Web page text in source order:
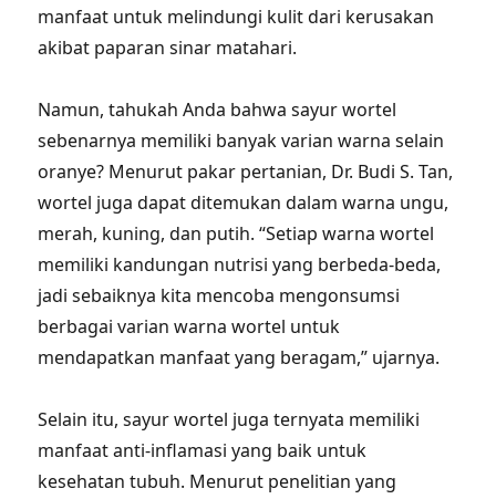
manfaat untuk melindungi kulit dari kerusakan
akibat paparan sinar matahari.
Namun, tahukah Anda bahwa sayur wortel
sebenarnya memiliki banyak varian warna selain
oranye? Menurut pakar pertanian, Dr. Budi S. Tan,
wortel juga dapat ditemukan dalam warna ungu,
merah, kuning, dan putih. “Setiap warna wortel
memiliki kandungan nutrisi yang berbeda-beda,
jadi sebaiknya kita mencoba mengonsumsi
berbagai varian warna wortel untuk
mendapatkan manfaat yang beragam,” ujarnya.
Selain itu, sayur wortel juga ternyata memiliki
manfaat anti-inflamasi yang baik untuk
kesehatan tubuh. Menurut penelitian yang